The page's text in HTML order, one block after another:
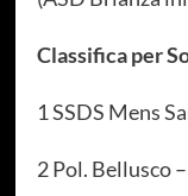
Classifica per
1 SSDS Mens
2 Pol. Bellusco